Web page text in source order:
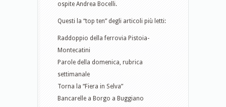
ospite Andrea Bocelli.
Questi la “top ten” degli articoli più letti:
Raddoppio della ferrovia Pistoia-
Montecatini
Parole della domenica, rubrica
settimanale
Torna la “Fiera in Selva”
Bancarelle a Borgo a Buggiano